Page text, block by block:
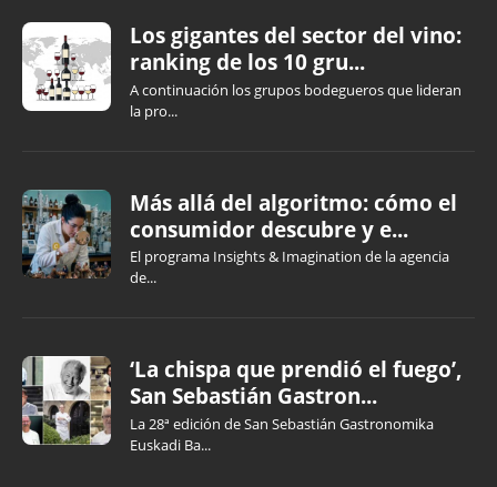
Los gigantes del sector del vino:
ranking de los 10 gru...
A continuación los grupos bodegueros que lideran
la pro...
Más allá del algoritmo: cómo el
consumidor descubre y e...
El programa Insights & Imagination de la agencia
de...
‘La chispa que prendió el fuego’,
San Sebastián Gastron...
La 28ª edición de San Sebastián Gastronomika
Euskadi Ba...